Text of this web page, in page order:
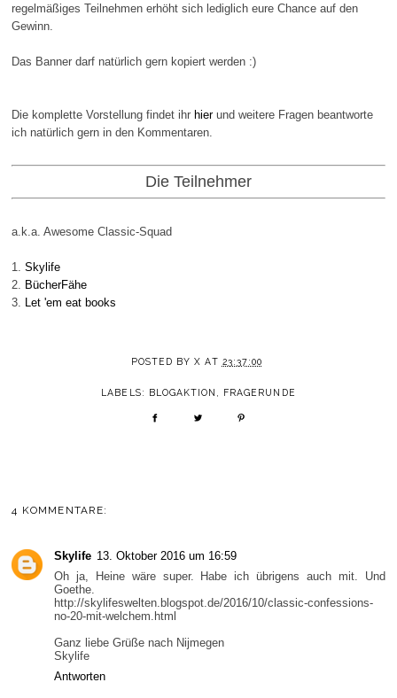
regelmäßiges Teilnehmen erhöht sich lediglich eure Chance auf den
Gewinn.
Das Banner darf natürlich gern kopiert werden :)
Die komplette Vorstellung findet ihr hierund weitere Fragen beantworte
ich natürlich gern in den Kommentaren.
Die Teilnehmer
a.k.a. Awesome Classic-Squad
1.Skylife
2.
BücherFähe
3.
Let 'em eat books
POSTED BYX AT 23:37:00
LABELS: BLOGAKTION FRAGERUNDE
4 KOMMENTARE:
Skylife 13. Oktober 2016 um 16:59
Oh ja, Heine wäre super. Habe ich übrigens auch mit. Und
Goethe.
http://skylifeswelten.blogspot.de/2016/10/classic-confessions-
no-20-mit-welchem.html
Ganz liebe Grüße nach Nijmegen
Skylife
Antworten